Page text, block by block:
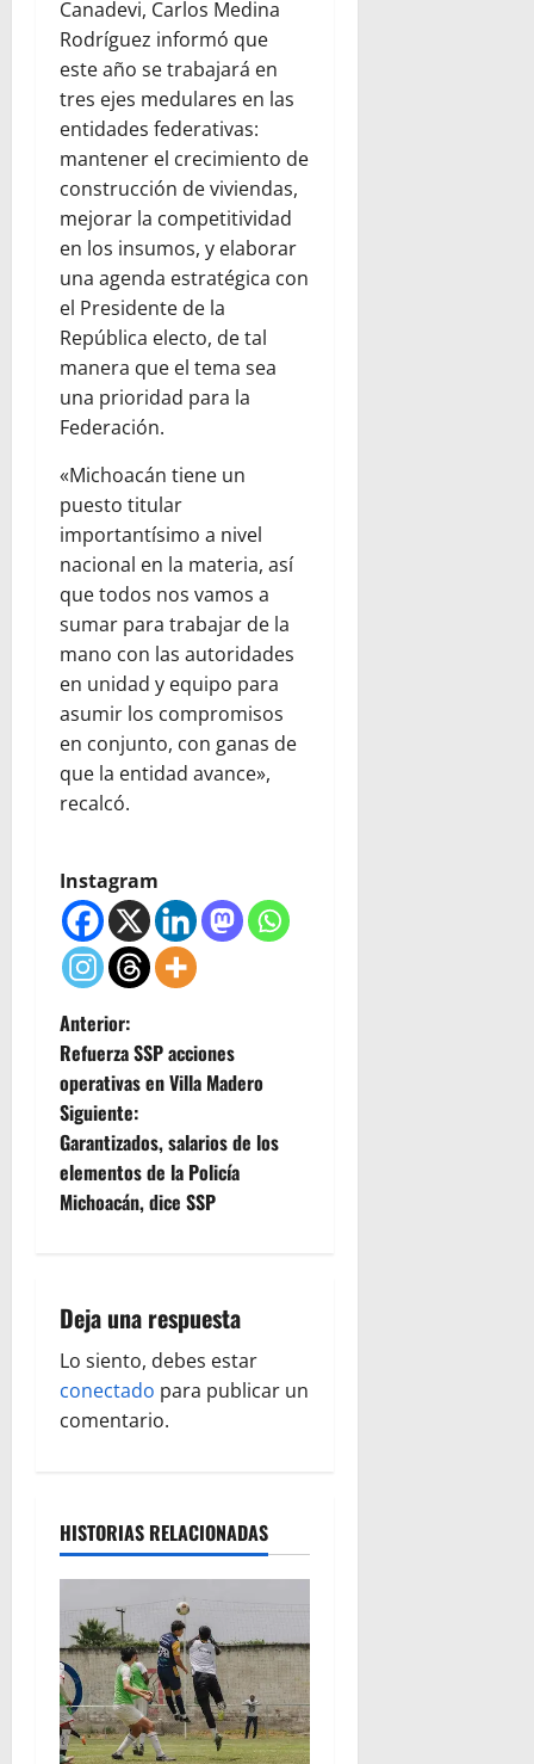
Canadevi, Carlos Medina
Rodríguez informó que
este año se trabajará en
tres ejes medulares en las
entidades federativas:
mantener el crecimiento de
construcción de viviendas,
mejorar la competitividad
en los insumos, y elaborar
una agenda estratégica con
el Presidente de la
República electo, de tal
manera que el tema sea
una prioridad para la
Federación.
«Michoacán tiene un
puesto titular
importantísimo a nivel
nacional en la materia, así
que todos nos vamos a
sumar para trabajar de la
mano con las autoridades
en unidad y equipo para
asumir los compromisos
en conjunto, con ganas de
que la entidad avance»,
recalcó.
Instagram
N
a
v
e
c
i
ó
d
e
e
n
t
Anterior:
Refuerza SSP acciones
operativas en Villa Madero
Siguiente:
Garantizados, salarios de los
elementos de la Policía
Michoacán, dice SSP
Deja una respuesta
Lo siento, debes estar
conectado para publicar un
comentario.
HISTORIAS RELACIONADAS